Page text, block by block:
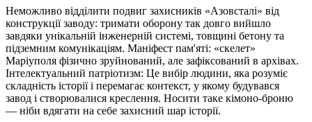
Неможливо відділити подвиг захисників «Азовсталі» від
конструкції заводу: тримати оборону так довго вийшло
завдяки унікальній інженерній системі, товщині бетону та
підземним комунікаціям. Маніфест пам'яті: «скелет»
Маріуполя фізично зруйнований, але зафіксований в архівах.
Інтелектуальний патріотизм: Це вибір людини, яка розуміє
складність історії і перемагає контекст, у якому будувався
завод і створювалися креслення. Носити таке кімоно-броню
— ніби вдягати на себе захисний шар історії.